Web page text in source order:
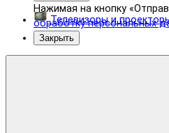
Нажимая на кнопку
обработку персональных
Закрыть
Телевизоры и